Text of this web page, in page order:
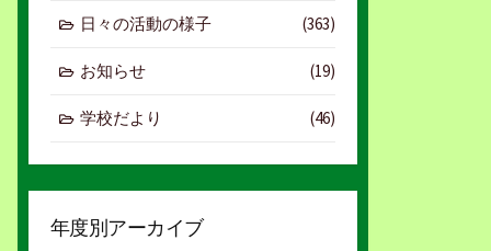
日々の活動の様子 (363)
お知らせ (19)
学校だより (46)
年度別アーカイブ